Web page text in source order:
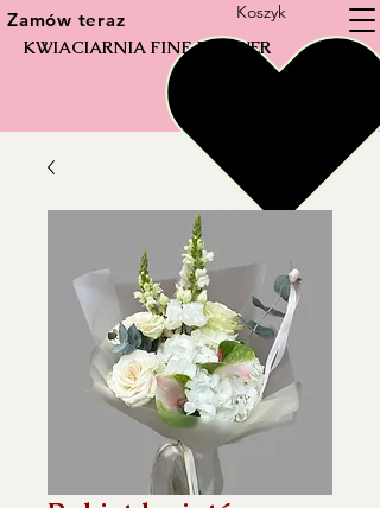
Koszyk
KWIACIARNIA FINE FLOWER
Zamów teraz